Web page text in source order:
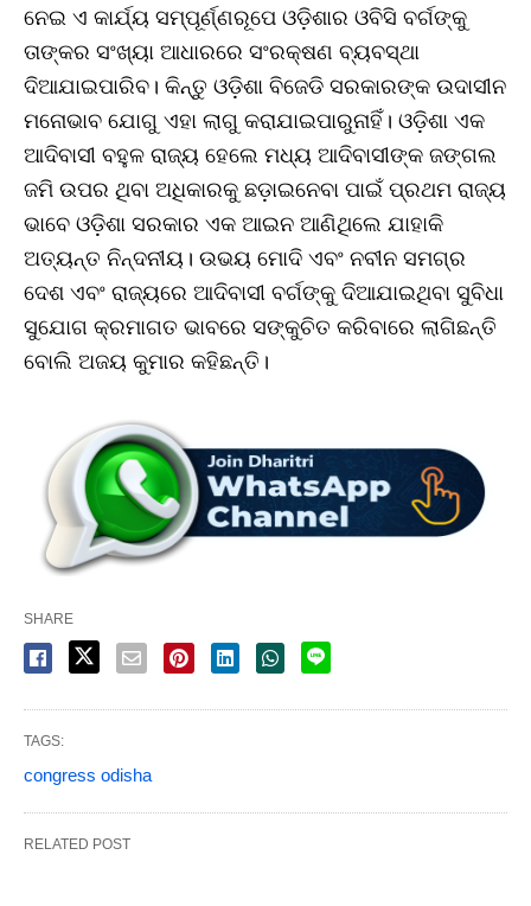
ନେଇ ଏ କାର୍ଯ୍ୟ ସମ୍ପୂର୍ଣ୍ଣରୂପେ ଓଡ଼ିଶାର ଓବିସି ବର୍ଗଙ୍କୁ
ତାଙ୍କର ସଂଖ୍ୟା ଆଧାରରେ ସଂରକ୍ଷଣ ବ୍ୟବସ୍ଥା
ଦିଆଯାଇପାରିବ। କିନ୍ତୁ ଓଡ଼ିଶା ବିଜେଡି ସରକାରଙ୍କ ଉଦାସୀନ
ମନୋଭାବ ଯୋଗୁ ଏହା ଲାଗୁ କରାଯାଇପାରୁନାହିଁ। ଓଡ଼ିଶା ଏକ
ଆଦିବାସୀ ବହୁଳ ରାଜ୍ୟ ହେଲେ ମଧ୍ୟ ଆଦିବାସୀଙ୍କ ଜଙ୍ଗଲ
ଜମି ଉପର ଥିବା ଅଧିକାରକୁ ଛଡ଼ାଇନେବା ପାଇଁ ପ୍ରଥମ ରାଜ୍ୟ
ଭାବେ ଓଡ଼ିଶା ସରକାର ଏକ ଆଇନ ଆଣିଥିଲେ ଯାହାକି
ଅତ୍ୟନ୍ତ ନିନ୍ଦନୀୟ। ଉଭୟ ମୋଦି ଏବଂ ନବୀନ ସମଗ୍ର
ଦେଶ ଏବଂ ରାଜ୍ୟରେ ଆଦିବାସୀ ବର୍ଗଙ୍କୁ ଦିଆଯାଇଥିବା ସୁବିଧା
ସୁଯୋଗ କ୍ରମାଗତ ଭାବରେ ସଙ୍କୁଚିତ କରିବାରେ ଲାଗିଛନ୍ତି
ବୋଲି ଅଜୟ କୁମାର କହିଛନ୍ତି।
SHARE
TAGS:
congress odisha
RELATED POST